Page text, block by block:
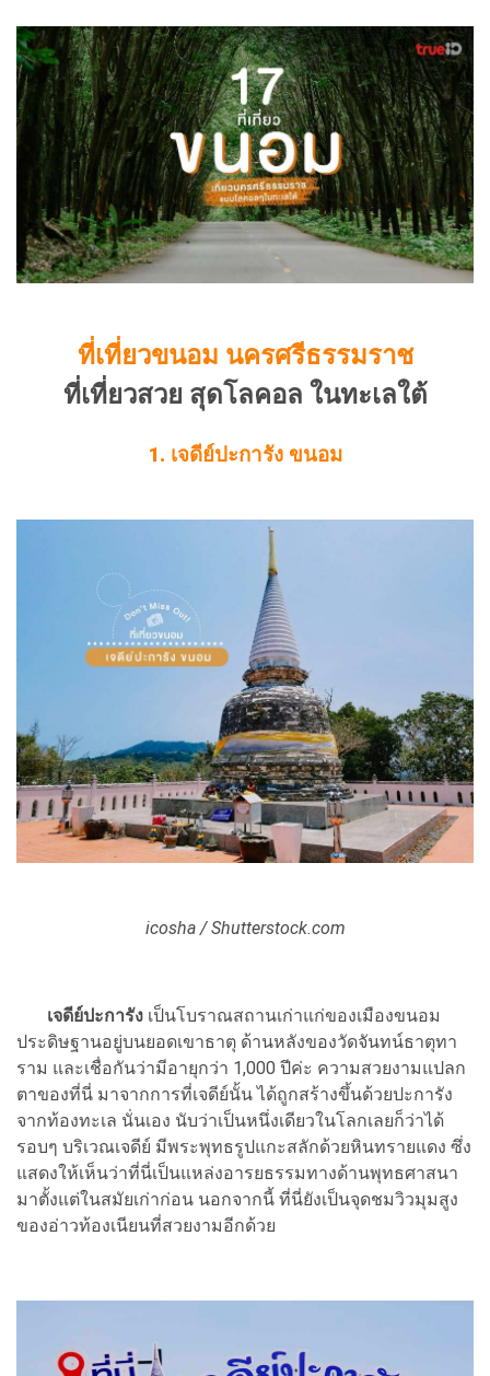
ที่เที่ยวขนอม นครศรีธรรมราช
ที่เที่ยวสวย สุดโลคอล ในทะเลใต้
1. เจดีย์ปะการัง ขนอม
icosha / Shutterstock.com
เจดีย์ปะการัง เป็นโบราณสถานเก่าแก่ของเมืองขนอม
ประดิษฐานอยู่บนยอดเขาธาตุ ด้านหลังของวัดจันทน์ธาตุทา
ราม และเชื่อกันว่ามีอายุกว่า 1,000 ปีค่ะ ความสวยงามแปลก
ตาของที่นี่ มาจากการที่เจดีย์นั้น ได้ถูกสร้างขึ้นด้วยปะการัง
จากท้องทะเล นั่นเอง นับว่าเป็นหนึ่งเดียวในโลกเลยก็ว่าได้
รอบๆ บริเวณเจดีย์ มีพระพุทธรูปแกะสลักด้วยหินทรายแดง ซึ่ง
แสดงให้เห็นว่าที่นี่เป็นแหล่งอารยธรรมทางด้านพุทธศาสนา
มาตั้งแต่ในสมัยเก่าก่อน นอกจากนี้ ที่นี่ยังเป็นจุดชมวิวมุมสูง
ของอ่าวท้องเนียนที่สวยงามอีกด้วย